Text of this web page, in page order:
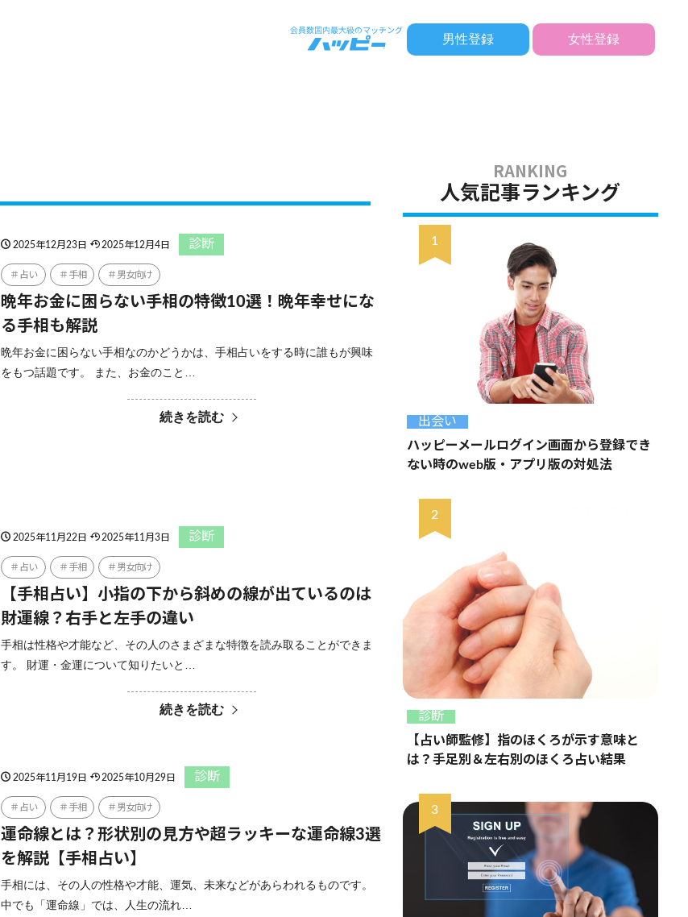
男性登録 女性登録
2025年12月23日 2025年12月4日 診断
占い 手相 男女向け
晩年お金に困らない手相の特徴10選！晩年幸せにな
る手相も解説
晩年お金に困らない手相なのかどうかは、手相占いをする時に誰もが興味
をもつ話題です。 また、お金のこと…
続きを読む
2025年11月22日 2025年11月3日 診断
占い 手相 男女向け
【手相占い】小指の下から斜めの線が出ているのは
財運線？右手と左手の違い
手相は性格や才能など、その人のさまざまな特徴を読み取ることができま
す。 財運・金運について知りたいと…
続きを読む
2025年11月19日 2025年10月29日 診断
占い 手相 男女向け
運命線とは？形状別の見方や超ラッキーな運命線3選
を解説【手相占い】
手相には、その人の性格や才能、運気、未来などがあらわれるものです。
中でも「運命線」では、人生の流れ…
人気記事ランキング
出会い
ハッピーメールログイン画面から登録でき
ない時のweb版・アプリ版の対処法
診断
【占い師監修】指のほくろが示す意味と
は？手足別＆左右別のほくろ占い結果